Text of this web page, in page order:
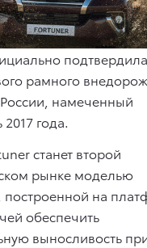
подтвердила
рамного
намеченный
года.
станет второй
рынке моделью
построенной на
обеспечить
выносливость